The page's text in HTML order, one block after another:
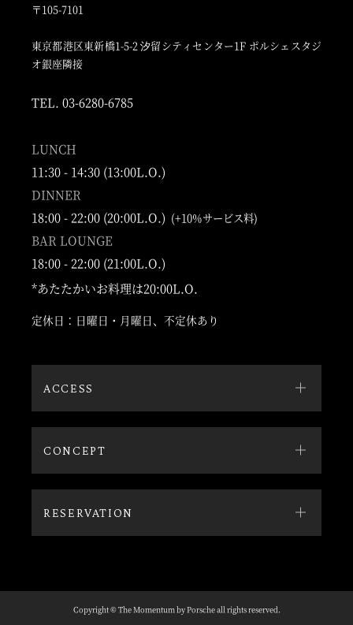
〒105-7101
東京都港区東新橋1-5-2 汐留シティセンター1F ポルシェスタジ
オ銀座隣接
TEL. 03-6280-6785
LUNCH
11:30 - 14:30 (13:00L.O.)
DINNER
18:00 - 22:00 (20:00L.O.) (+10%サービス料)
BAR LOUNGE
18:00 - 22:00 (21:00L.O.)
*あたたかいお料理は20:00L.O.
定休日：日曜日・月曜日、不定休あり
ACCESS
CONCEPT
RESERVATION
Copyright © The Momentum by Porsche all rights reserved.